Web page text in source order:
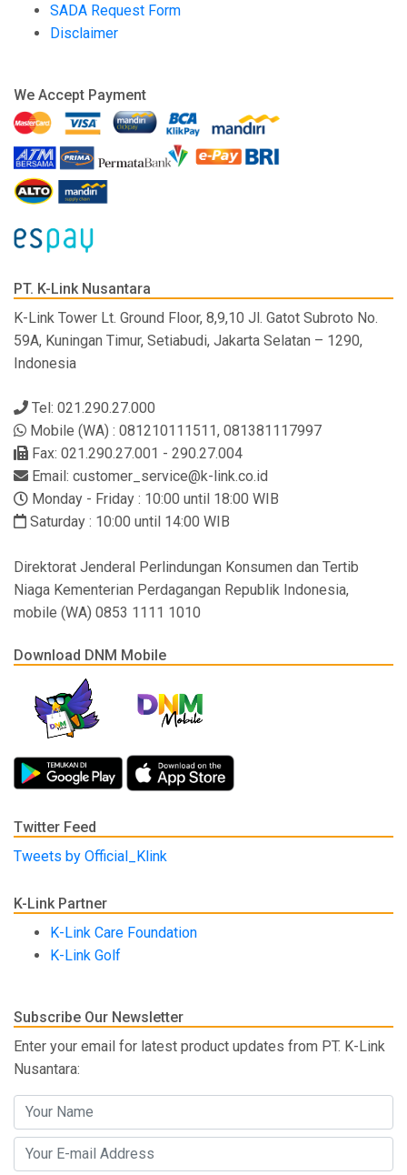
SADA Request Form
Disclaimer
We Accept Payment
PT. K-Link Nusantara
K-Link Tower Lt. Ground Floor, 8,9,10 Jl. Gatot Subroto No.
59A, Kuningan Timur, Setiabudi, Jakarta Selatan – 1290,
Indonesia
Tel: 021.290.27.000
Mobile (WA) : 081210111511, 081381117997
Fax: 021.290.27.001 - 290.27.004
Email: customer_service@k-link.co.id
Monday - Friday : 10:00 until 18:00 WIB
Saturday : 10:00 until 14:00 WIB
Direktorat Jenderal Perlindungan Konsumen dan Tertib
Niaga Kementerian Perdagangan Republik Indonesia,
mobile (WA) 0853 1111 1010
Download DNM Mobile
Twitter Feed
Tweets by Official_Klink
K-Link Partner
K-Link Care Foundation
K-Link Golf
Subscribe Our Newsletter
Enter your email for latest product updates from PT. K-Link
Nusantara: